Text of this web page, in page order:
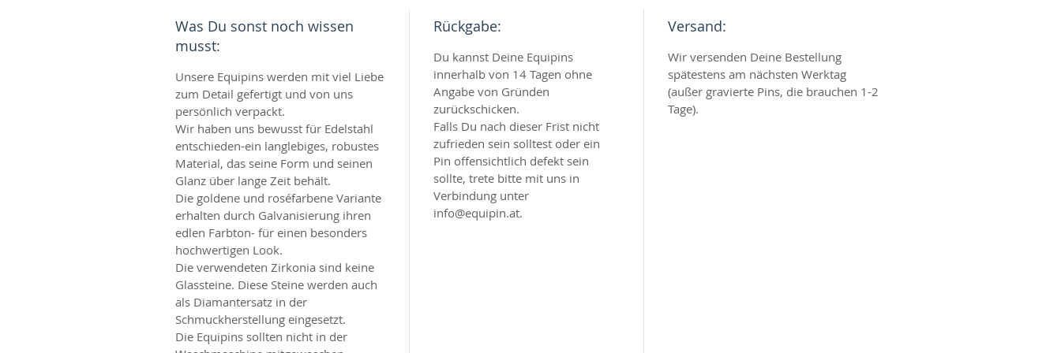
Was Du sonst noch wissen
musst:
Unsere Equipins werden mit viel Liebe
zum Detail gefertigt und von uns
persönlich verpackt.
Wir haben uns bewusst für Edelstahl
entschieden-ein langlebiges, robustes
Material, das seine Form und seinen
Glanz über lange Zeit behält.
Die goldene und roséfarbene Variante
erhalten durch Galvanisierung ihren
edlen Farbton- für einen besonders
hochwertigen Look.
Die verwendeten Zirkonia sind keine
Glassteine. Diese Steine werden auch
als Diamantersatz in der
Schmuckherstellung eingesetzt.
Die Equipins sollten nicht in der
Rückgabe:
Du kannst Deine Equipins
innerhalb von 14 Tagen ohne
Angabe von Gründen
zurückschicken.
Falls Du nach dieser Frist nicht
zufrieden sein solltest oder ein
Pin offensichtlich defekt sein
sollte, trete bitte mit uns in
Verbindung unter
info@equipin.at.
Versand:
Wir versenden Deine Bestellung
spätestens am nächsten Werktag
(außer gravierte Pins, die brauchen 1-2
Tage).